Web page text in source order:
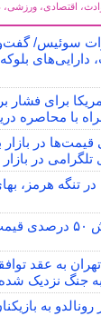
اقتصادی، ورزشی،
سوئیس/
برای فشار
با محاصره
در بازار
در بازار
در تنگه هرمز،
به عقد
به جنگ نزدیک
به